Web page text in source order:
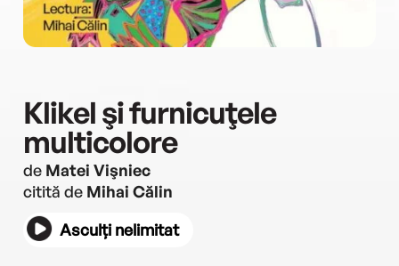
Klikel şi furnicuţele
multicolore
de Matei Vişniec
citită de Mihai Călin
Asculți nelimitat